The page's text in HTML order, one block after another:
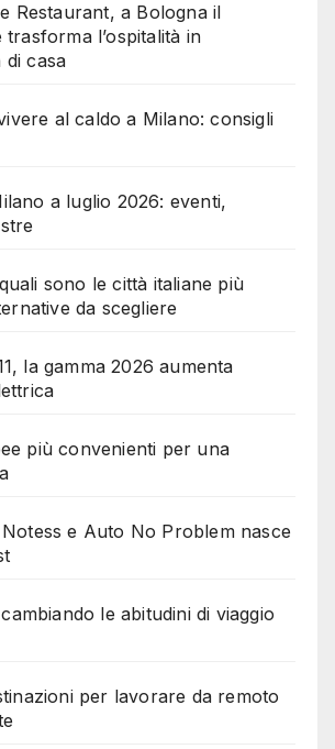
Restaurant, a Bologna il
l’ospitalità in
di casa
al caldo a Milano: consigli
a luglio 2026: eventi,
sono le città italiane più
da scegliere
la gamma 2026 aumenta
più convenienti per una
Notess e Auto No Problem nasce
le abitudini di viaggio
per lavorare da remoto